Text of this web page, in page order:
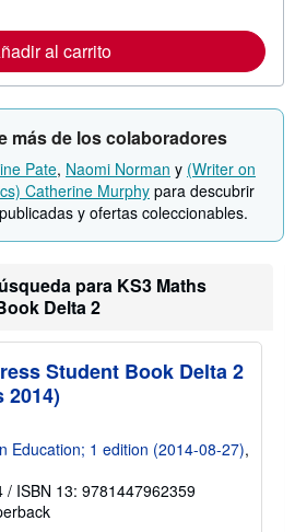
f
a
s
e
n
v
o
o
i
ó
n
o
b
r
l
s
t
i
a
n
í
al carrito
más de los colaboradores
Pate, Naomi Norman y (Writer on
Catherine Murphy para descubrir
y ofertas coleccionables.
para KS3 Maths
Delta 2
Student Book Delta 2
2014)
Education; 1 edition (2014-08-27),
/ ISBN 13: 9781447962359